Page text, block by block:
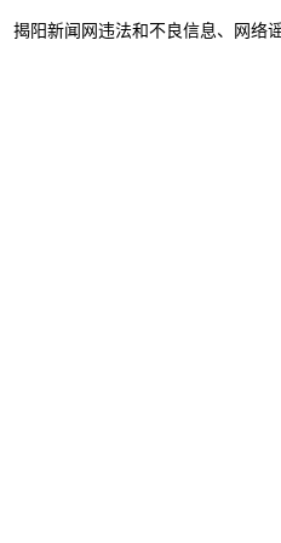
揭阳新闻网违法和不良信息、网络